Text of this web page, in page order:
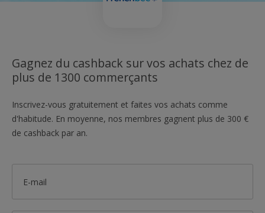
Gagnez du cashback sur vos achats chez de
plus de 1300 commerçants
Inscrivez-vous gratuitement et faites vos achats comme
d'habitude. En moyenne, nos membres gagnent plus de 300 €
de cashback par an.
E-mail